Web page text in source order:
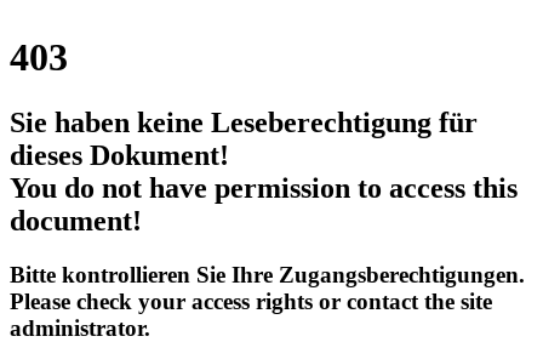
403
Sie haben keine Leseberechtigung für
dieses Dokument!
You do not have permission to access this
document!
Bitte kontrollieren Sie Ihre Zugangsberechtigungen.
Please check your access rights or contact the site
administrator.